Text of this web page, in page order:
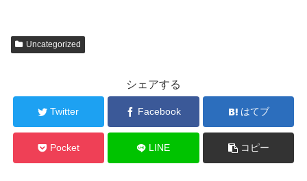
Uncategorized
シェアする
Twitter Facebook はてブ
Pocket LINE コピー